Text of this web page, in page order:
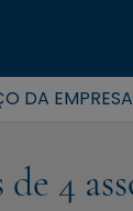
DA EMPRESA
4